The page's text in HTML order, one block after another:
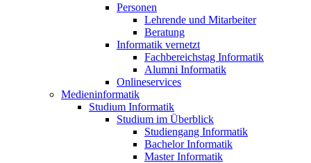
Personen
Lehrende und Mitarbeiter
Beratung
Informatik vernetzt
Fachbereichstag Informatik
Alumni Informatik
Onlineservices
Medieninformatik
Studium Informatik
Studium im Überblick
Studiengang Informatik
Bachelor Informatik
Master Informatik